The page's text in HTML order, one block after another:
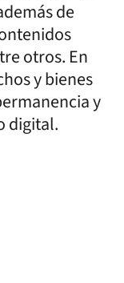
de
otros. En
y bienes
y
digital.